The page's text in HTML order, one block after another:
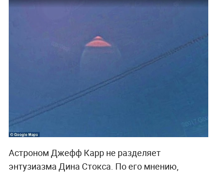
Астроном Джефф Карр не разделяет
энтузиазма Дина Стокса. По его мнению,